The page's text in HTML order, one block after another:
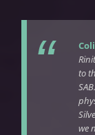
to
we